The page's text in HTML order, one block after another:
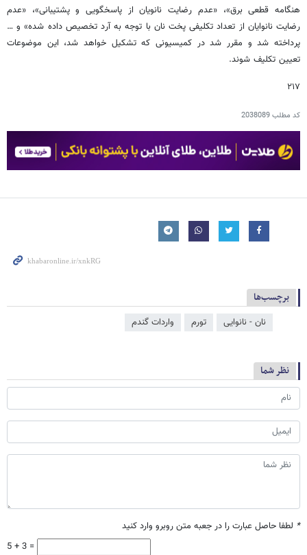
هنگامه قطعی برق»، «عدم رضایت نانویان از پاسخگویی و پشتیبانی»، «عدم
رضایت نانوایان از تعداد تکلیفی پخت نان با توجه به آرد تخصیص داده شده» و …
پرداخته شد و مقرر شد در کمیسیونی که تشکیل خواهد شد، این موضوعات
تعیین تکلیف شوند.
۲۱۷
کد مطلب2038089
برچسب‌ها
نان - نانوایی تورم واردات گندم
نظر شما
* لطفا حاصل عبارت را در جعبه متن روبرو وارد کنید
5 + 3 =